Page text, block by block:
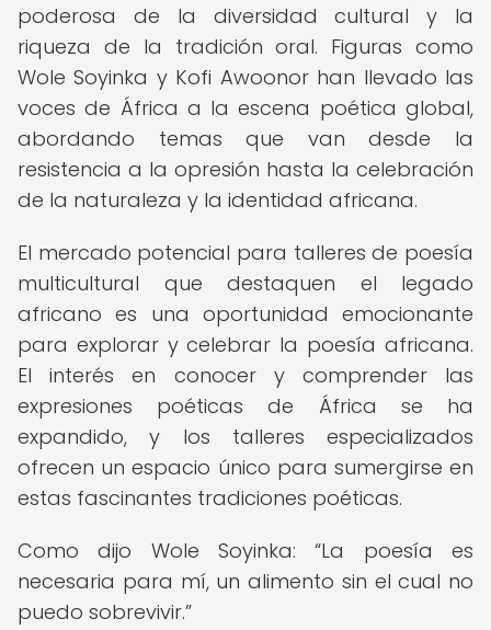
poderosa de la diversidad cultural y la
riqueza de la tradición oral. Figuras como
Wole Soyinka y Kofi Awoonor han llevado las
voces de África a la escena poética global,
abordando temas que van desde la
resistencia a la opresión hasta la celebración
de la naturaleza y la identidad africana.
El mercado potencial para talleres de poesía
multicultural que destaquen el legado
africano es una oportunidad emocionante
para explorar y celebrar la poesía africana.
El interés en conocer y comprender las
expresiones poéticas de África se ha
expandido, y los talleres especializados
ofrecen un espacio único para sumergirse en
estas fascinantes tradiciones poéticas.
Como dijo Wole Soyinka: La poesía es
necesaria para mí, un alimento sin el cual no
puedo sobrevivir.